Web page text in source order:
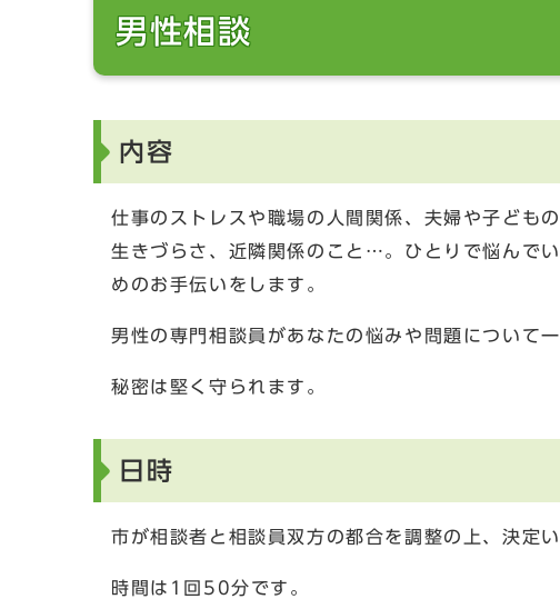
男性相談
内容
仕事のストレスや職場の人間関係、夫婦や子ども
生きづらさ、近隣関係のこと…。ひとりで悩んで
めのお手伝いをします。
男性の専門相談員があなたの悩みや問題について
秘密は堅く守られます。
日時
市が相談者と相談員双方の都合を調整の上、決定い
時間は1回50分です。